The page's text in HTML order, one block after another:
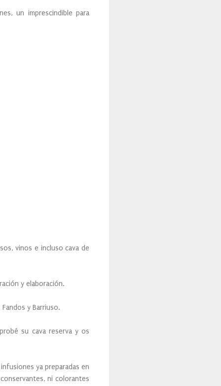
un imprescindible para
vinos e incluso cava de
y elaboración.
y Barriuso.
su cava reserva y os
ya preparadas en
ni colorantes